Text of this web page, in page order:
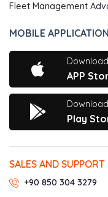
Fleet Management
MOBILE APPLICATION
APP
Play
SALES AND SUPPORT
+90 850 304 3279